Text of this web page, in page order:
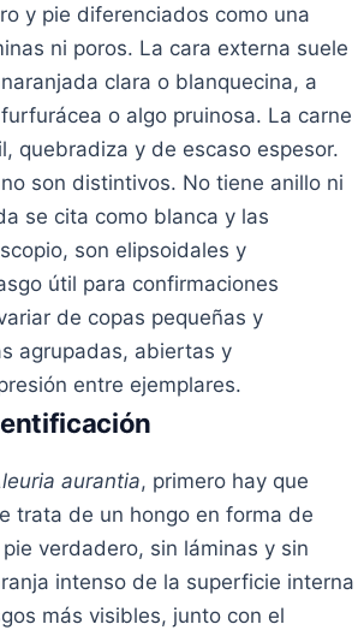
y pie diferenciados como una
ni poros. La cara externa suele
clara o blanquecina, a
o algo pruinosa. La carne
quebradiza y de escaso espesor.
son distintivos. No tiene anillo ni
se cita como blanca y las
son elipsoidales y
útil para confirmaciones
de copas pequeñas y
agrupadas, abiertas y
entre ejemplares.
aurantia, primero hay que
trata de un hongo en forma de
verdadero, sin láminas y sin
intenso de la superficie interna
más visibles, junto con el